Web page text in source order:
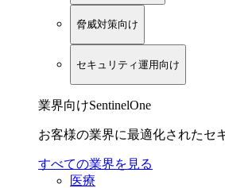
脅威対策向け
セキュリティ運用向け
業界向けSentinelOne
お客様の業界に最適化されたセ
すべての業界を見る
医療